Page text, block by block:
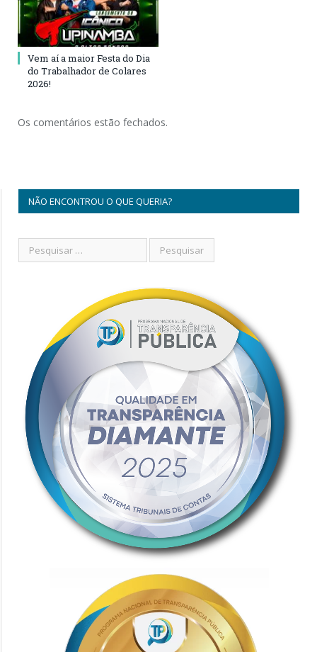
Vem aí a maior Festa do Dia
do Trabalhador de Colares
2026!
Os comentários estão fechados.
NÃO ENCONTROU O QUE QUERIA?